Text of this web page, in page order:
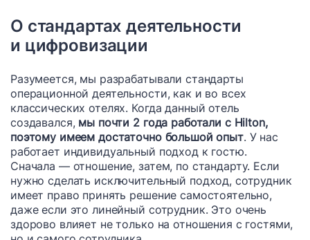
О стандартах деятельности
и цифровизации
Разумеется, мы разрабатывали стандарты
операционной деятельности, как и во всех
классических отелях. Когда данный отель
создавался, мы почти 2 года работали с Hilton,
поэтому имеем достаточно большой опыт. У нас
работает индивидуальный подход к гостю.
Сначала — отношение, затем, по стандарту. Если
нужно сделать исключительный подход, сотрудник
имеет право принять решение самостоятельно,
даже если это линейный сотрудник. Это очень
здорово влияет не только на отношения с гостями,